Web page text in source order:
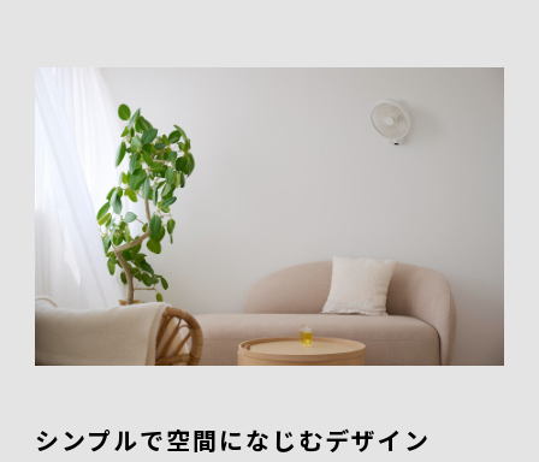
シンプルで空間になじむデザイン